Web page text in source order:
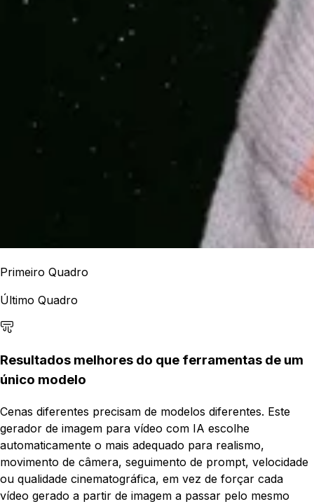
Primeiro Quadro
Último Quadro
Resultados melhores do que ferramentas de um
único modelo
Cenas diferentes precisam de modelos diferentes. Este
gerador de imagem para vídeo com IA escolhe
automaticamente o mais adequado para realismo,
movimento de câmera, seguimento de prompt, velocidade
ou qualidade cinematográfica, em vez de forçar cada
vídeo gerado a partir de imagem a passar pelo mesmo